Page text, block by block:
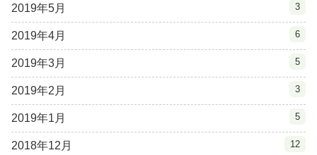
2019年5月 3
2019年4月 6
2019年3月 5
2019年2月 3
2019年1月 5
2018年12月 12